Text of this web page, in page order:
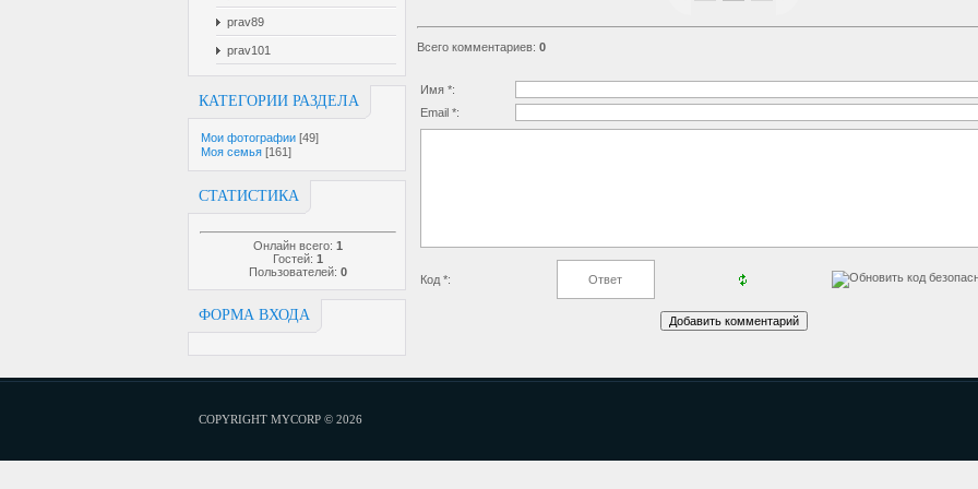
prav89
prav101
КАТЕГОРИИ РАЗДЕЛА
Мои фотографии [49]
Моя семья [161]
СТАТИСТИКА
Онлайн всего: 1
Гостей: 1
Пользователей: 0
ФОРМА ВХОДА
Всего комментариев: 0
Имя *:
Email *:
Код *:
COPYRIGHT MYCORP © 2026